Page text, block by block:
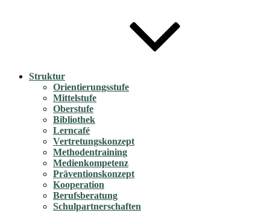
Struktur
Orientierungsstufe
Mittelstufe
Oberstufe
Bibliothek
Lerncafé
Vertretungskonzept
Methodentraining
Medienkompetenz
Präventionskonzept
Kooperation
Berufsberatung
Schulpartnerschaften